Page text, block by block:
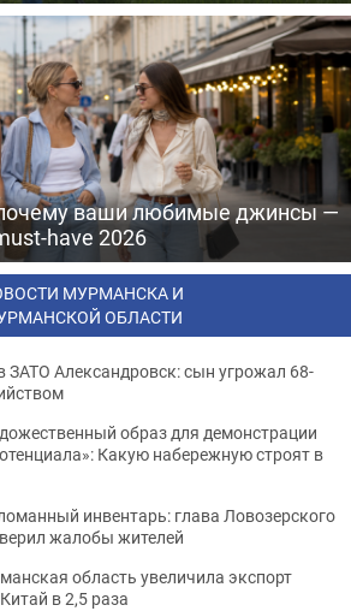
ваши любимые джинсы —
have 2026
МУРМАНСКА И
ОБЛАСТИ
ЗАТО Александровск: сын угрожал 68-
образ для демонстрации
Какую набережную строят в
инвентарь: глава Ловозерского
жалобы жителей
область увеличила экспорт
в 2,5 раза